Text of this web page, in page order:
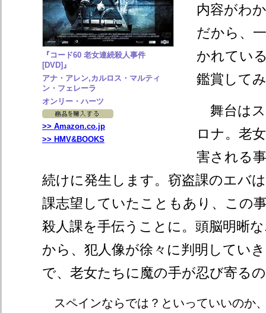
『コード60 老女連続殺人事件
[DVD]』
アナ・アレン,カルロス・マルティ
ン・フェレーラ
オンリー・ハーツ
>> Amazon.co.jp
>> HMV&BOOKS
内容がわ
だから、
かれてい
鑑賞して
舞台は
ロナ。老
害される
続けに発生します。窃盗課のエバ
課志望していたこともあり、この
殺人課を手伝うことに。頭脳明晰
から、犯人像が徐々に判明してい
で、老女たちに魔の手が忍び寄る
スペインならでは？といっていいのか